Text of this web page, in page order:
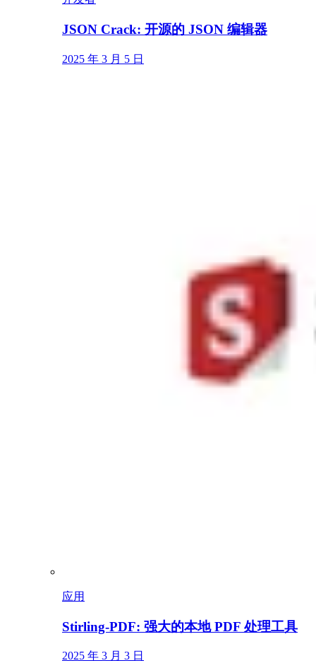
JSON Crack: 开源的 JSON 编辑器
2025 年 3 月 5 日
应用
Stirling-PDF: 强大的本地 PDF 处理工具
2025 年 3 月 3 日